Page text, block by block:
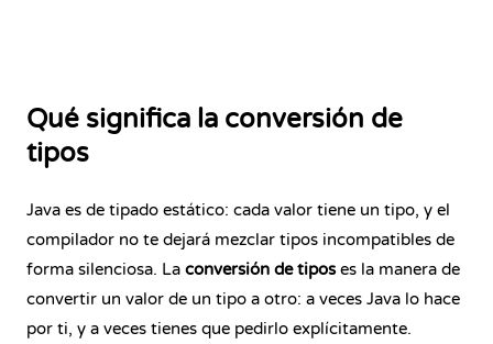
Qué significa la conversión de
tipos
Java es de tipado estático: cada valor tiene un tipo, y el
compilador no te dejará mezclar tipos incompatibles de
forma silenciosa. La conversión de tiposes la manera de
convertir un valor de un tipo a otro: a veces Java lo hace
por ti, y a veces tienes que pedirlo explícitamente.